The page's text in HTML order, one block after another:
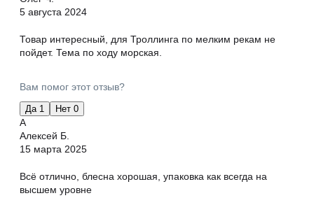
5 августа 2024
Товар интересный, для Троллинга по мелким рекам не
пойдет. Тема по ходу морская.
Вам помог этот отзыв?
Да 1 Нет 0
А
Алексей Б.
15 марта 2025
Всё отлично, блесна хорошая, упаковка как всегда на
высшем уровне